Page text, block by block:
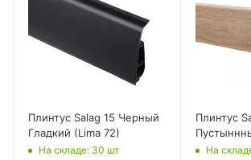
Плинтус Salag 15 Черный
Гладкий (Lima 72)
На складе: 30 шт
Плинтус
На